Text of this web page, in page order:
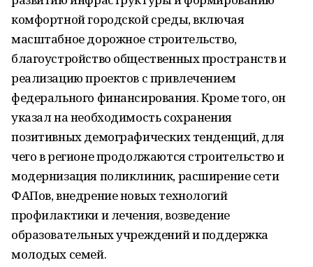
комфортной городской среды, включая
масштабное дорожное строительство,
благоустройство общественных пространств и
реализацию проектов с привлечением
федерального финансирования. Кроме того, он
указал на необходимость сохранения
позитивных демографических тенденций, для
чего в регионе продолжаются строительство и
модернизация поликлиник, расширение сети
ФАПов, внедрение новых технологий
профилактики и лечения, возведение
образовательных учреждений и поддержка
молодых семей.